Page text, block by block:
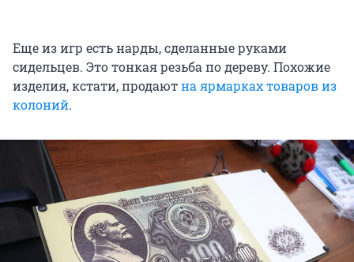
Еще из игр есть нарды, сделанные руками
сидельцев. Это тонкая резьба по дереву. Похожие
изделия, кстати, продаютна ярмарках товаров из
колоний.